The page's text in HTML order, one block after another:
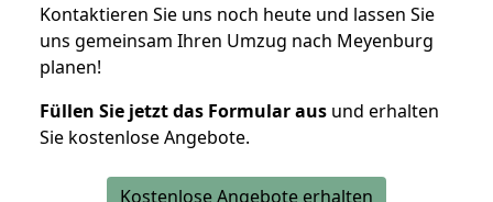
Kontaktieren Sie uns noch heute und lassen Sie
uns gemeinsam Ihren Umzug nach Meyenburg
planen!
Füllen Sie jetzt das Formular aus und erhalten
Sie kostenlose Angebote.
Kostenlose Angebote erhalten